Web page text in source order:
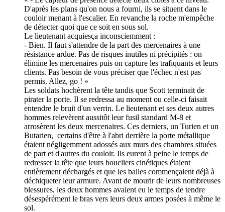
D'après les plans qu'on nous a fourni, ils se situent dans le
couloir menant à l'escalier. En revanche la roche m'empêche
de détecter quoi que ce soit en sous sol.
Le lieutenant acquiesça inconsciemment :
- Bien. Il faut s'attendre de la part des mercenaires à une
résistance ardue. Pas de risques inutiles ni précipités : on
élimine les mercenaires puis on capture les trafiquants et leurs
clients. Pas besoin de vous préciser que l'échec n'est pas
permis. Allez, go ! »
Les soldats hochèrent la tête tandis que Scott terminait de
pirater la porte. Il se redressa au moment ou celle-ci faisait
entendre le bruit d'un verrin. Le lieutenant et ses deux autres
hommes relevèrent aussitôt leur fusil standard M-8 et
arrosèrent les deux mercenaires. Ces derniers, un Turien et un
Butarien, certains d'être à l'abri derrière la porte métallique
étaient négligemment adossés aux murs des chambres situées
de part et d'autres du couloir. Ils eurent à peine le temps de
redresser la tête que leurs boucliers cinétiques étaient
entièrement déchargés et que les balles commençaient déjà à
déchiqueter leur armure. Avant de mourir de leurs nombreuses
blessures, les deux hommes avaient eu le temps de tendre
désespérément le bras vers leurs deux armes posées à même le
sol.